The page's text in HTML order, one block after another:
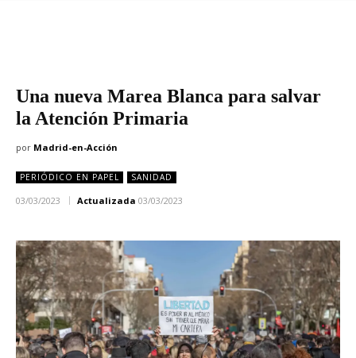
Una nueva Marea Blanca para salvar
la Atención Primaria
por Madrid-en-Acción
PERIÓDICO EN PAPEL SANIDAD
03/03/2023 Actualizada 03/03/2023